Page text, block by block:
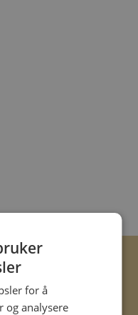
for å
og analysere